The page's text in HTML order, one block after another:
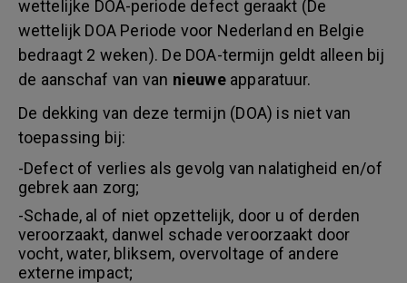
wettelijke DOA-periode defect geraakt (De
wettelijk DOA Periode voor Nederland en Belgie
bedraagt 2 weken). De DOA-termijn geldt alleen bij
de aanschaf van van nieuweapparatuur.
De dekking van deze termijn (DOA) is niet van
toepassing bij:
-Defect of verlies als gevolg van nalatigheid en/of
gebrek aan zorg;
-Schade, al of niet opzettelijk, door u of derden
veroorzaakt, danwel schade veroorzaakt door
vocht, water, bliksem, overvoltage of andere
externe impact;